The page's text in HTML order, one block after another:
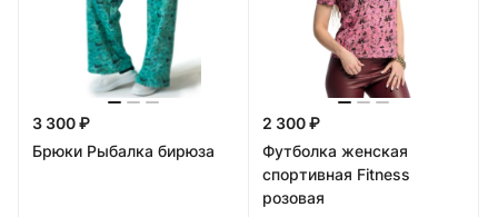
3 300 ₽
Брюки Рыбалка бирюза
2 300 ₽
Футболка женская
спортивная Fitness
розовая